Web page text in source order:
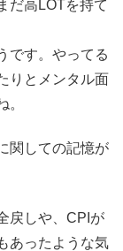
だ高LOTを持て
です。やってる
りとメンタル面
。
関しての記憶が
戻しや、CPIが
あったような気